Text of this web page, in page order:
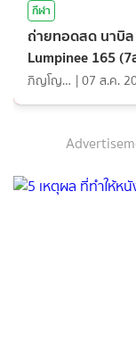
กีฬา
ถ่ายทอดสด นาบิล
Lumpinee 165
ภิญโญ ส่องแสง |07 ส.ค.